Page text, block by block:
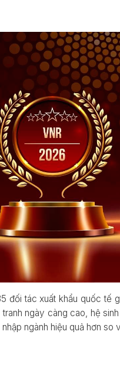
đối tác xuất khẩu quốc tế
ngày càng cao, hệ
ngành hiệu quả hơn so